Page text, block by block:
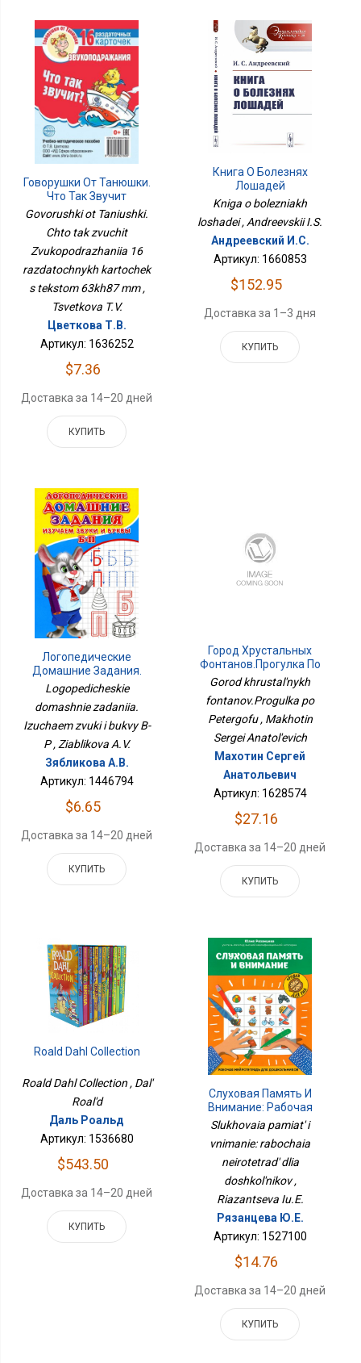
Говорушки От Танюшки.
Что Так Звучит
Звукоподражания 16
С Текстом 63х87 Мм
Govorushki ot Taniushki.
Chto tak zvuchit
Zvukopodrazhaniia 16
razdatochnykh kartochek
s tekstom 63kh87 mm ,
Tsvetkova T.V.
Цветкова Т.В.
Артикул: 1636252
$7.36
Доставка за 14–20 дней
КУПИТЬ
Книга О Болезнях
Лошадей
Kniga o bolezniakh
loshadei , Andreevskii I.S.
Андреевский И.С.
Артикул: 1660853
$152.95
Доставка за 1–3 дня
КУПИТЬ
Логопедические
Домашние Задания.
Изучаем Звуки И Буквы
Logopedicheskie
domashnie zadaniia.
Izuchaem zvuki i bukvy B-
P , Ziablikova A.V.
Зябликова А.В.
Артикул: 1446794
$6.65
Доставка за 14–20 дней
КУПИТЬ
Город Хрустальных
Фонтанов.Прогулка По
Петергофу
Gorod khrustal'nykh
fontanov.Progulka po
Petergofu , Makhotin
Sergei Anatol'evich
Махотин Сергей
Анатольевич
Артикул: 1628574
$27.16
Доставка за 14–20 дней
КУПИТЬ
Roald Dahl Collection
Roald Dahl Collection , Dal'
Roal'd
Даль Роальд
Артикул: 1536680
$543.50
Доставка за 14–20 дней
КУПИТЬ
Слуховая Память И
Внимание: Рабочая
Нейротетрадь Для
Дошкольников
Slukhovaia pamiat' i
vnimanie: rabochaia
neirotetrad' dlia
doshkol'nikov ,
Riazantseva Iu.E.
Рязанцева Ю.Е.
Артикул: 1527100
$14.76
Доставка за 14–20 дней
КУПИТЬ